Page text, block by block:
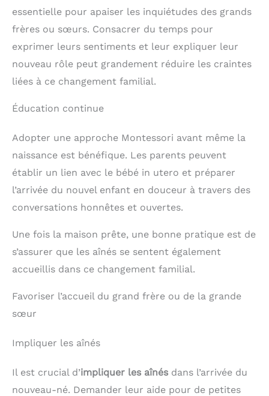
peut choisir, prendre puis
ranger seul ses jouets et
ses livres, gagnant en
autonomie et en sens de
l’ordre. C’est une
excellente idée de
les pièces et permet de ranger soigneusement les
affaires de votre enfant [Montage facile] Passez
moins de temps au montage et plus de temps à
barres de support aux panneaux latéraux, de
monter les boîtes et de les placer sur l’étagère,
c’est prêt ! [Ce que vous obtenez] Une étagère pour
chambre d’enfant de couleur blanc nuage avec 9
s’harmonise parfaitement avec votre style de
essentielle pour apaiser les inquiétudes des grands
frères ou sœurs. Consacrer du temps pour
exprimer leurs sentiments et leur expliquer leur
nouveau rôle peut grandement réduire les craintes
liées à ce changement familial.
Éducation continue
Adopter une approche Montessori avant même la
naissance est bénéfique. Les parents peuvent
établir un lien avec le bébé in utero et préparer
l’arrivée du nouvel enfant en douceur à travers des
conversations honnêtes et ouvertes.
Une fois la maison prête, une bonne pratique est de
s’assurer que les aînés se sentent également
accueillis dans ce changement familial.
Favoriser l’accueil du grand frère ou de la grande
sœur
Impliquer les aînés
Il est crucial d’impliquer les aînés dans l’arrivée du
nouveau-né. Demander leur aide pour de petites